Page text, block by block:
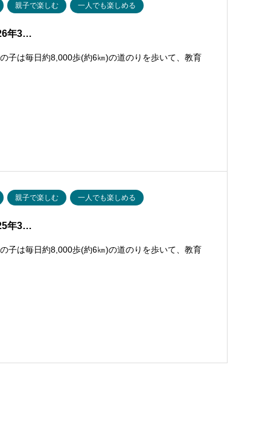
親子で楽しむ 一人でも楽しめる
年3…
子は毎日約8,000歩(約6㎞)の道のりを歩いて、教育
親子で楽しむ 一人でも楽しめる
年3…
子は毎日約8,000歩(約6㎞)の道のりを歩いて、教育